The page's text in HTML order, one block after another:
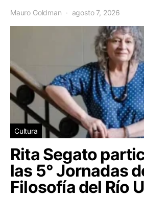
Mauro Goldman agosto 7, 2026
Cultura
Rita Segato
las 5° Jornadas
Filosofía del Río